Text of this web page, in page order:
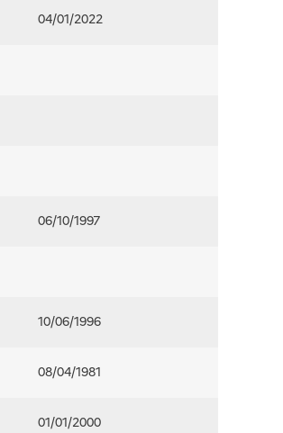
04/01/2022
06/10/1997
10/06/1996
08/04/1981
01/01/2000